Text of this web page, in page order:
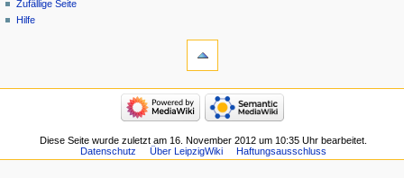
Zufällige Seite
Hilfe
Diese Seite wurde zuletzt am 16. November 2012 um 10:35 Uhr bearbeitet.
Datenschutz
Über LeipzigWiki Haftungsausschluss